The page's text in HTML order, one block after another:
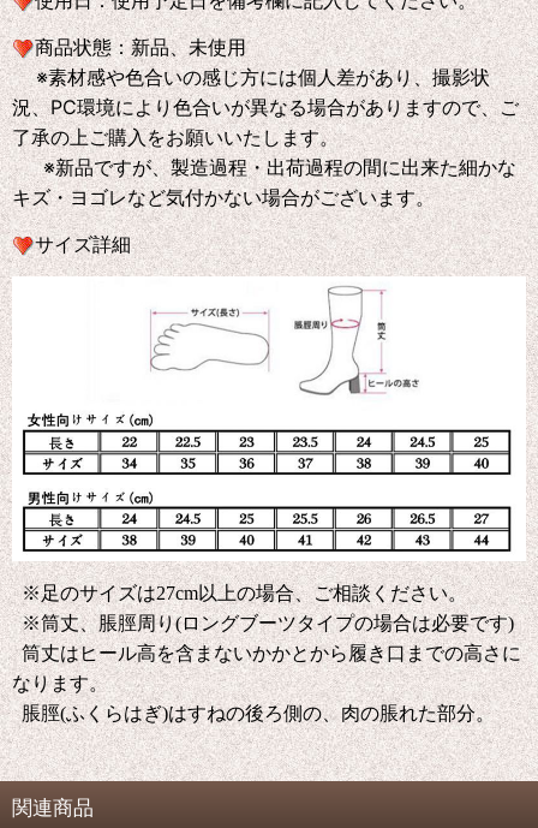
商品状態：新品、未使用
※素材感や色合いの感じ方には個人差があり、撮影状
況、PC環境により色合いが異なる場合がありますので、ご
了承の上ご購入をお願いいたします。
※新品ですが、製造過程・出荷過程の間に出来た細かな
キズ・ヨゴレなど気付かない場合がございます。
サイズ詳細
※足のサイズは27cm以上の場合、ご相談ください。
※筒丈、脹脛周り(ロングブーツタイプの場合は必要です)
筒丈はヒール高を含まないかかとから履き口までの高さに
なります。
脹脛(ふくらはぎ)はすねの後ろ側の、肉の脹れた部分。
関連商品